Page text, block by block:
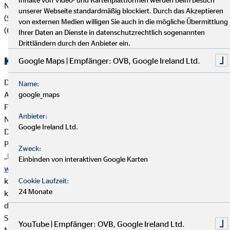
Nachhaltigkeitsaspekten wie Umwelt (Environment), Soziales
(Social) und verantwortungsvolle Unternehmensführung
(Governance):
Kooperierende Produktgesellschaften
Die OVB Vermögensberatung AG arbeitet vorrangig mit
Anbietern von Versicherungsanlageprodukten und
Finanzanlageprodukten zusammen, die ihrerseits
Nachhaltigkeitsaspekte in die Produktkonzeption einbeziehen.
Die OVB Vermögensberatung AG und wesentliche
Produktpartner der OVB haben sich der Brancheninitiative
„Nachhaltigkeit in der Lebensversicherung“ angeschlossen:
www.branchen-initiative.de
konforme Kapitalanlagen in der Lebensversicherung zu
konzipieren (ESG = environmental, social and governance),
d.h. Versicherungsanlageprodukte, die speziell Umwelt-,
Sozial- und Arbeitnehmerbelange berücksichtigen,
unserer Webseite standardmäßig blockiert. Durch das Akzeptieren
von externen Medien willigen Sie auch in die mögliche Übermittlung
Ihrer Daten an Dienste in datenschutzrechtlich sogenannten
Drittländern durch den Anbieter ein.
Google Maps | Empfänger: OVB, Google Ireland Ltd.
Name:
google_maps
Anbieter:
Google Ireland Ltd.
Zweck:
Einbinden von interaktiven Google Karten
Cookie Laufzeit:
24 Monate
YouTube | Empfänger: OVB, Google Ireland Ltd.